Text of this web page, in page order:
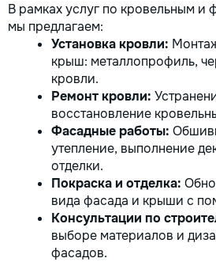
В рамках услуг по кровельным и
мы предлагаем:
Установка кровли:
крыш: металлопрофиль,
кровли.
Ремонт кровли:
восстановление
Фасадные работы:
утепление, выполнение
отделки.
Покраска и отделка:
вида фасада и крыши с
Консультации по
выборе материалов и
фасадов.